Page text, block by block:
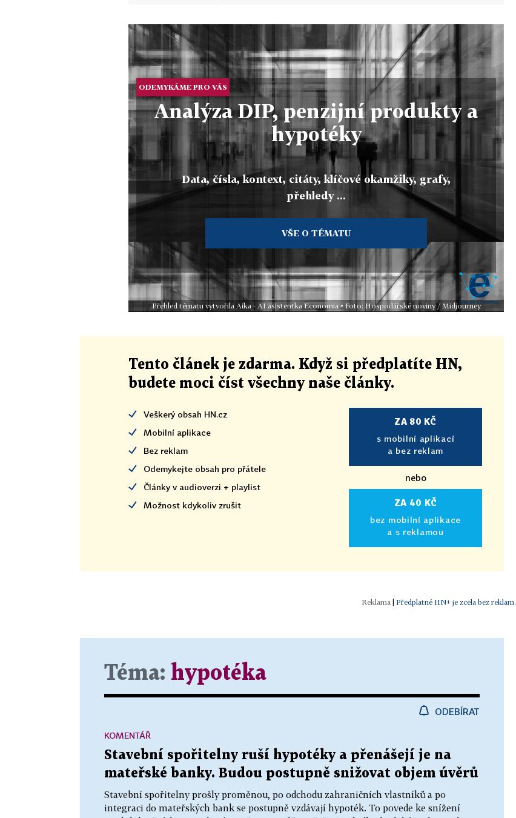
ODEMYKÁME PRO VÁS
Analýza DIP, penzijní produkty a
hypotéky
Data, čísla, kontext, citáty, klíčové okamžiky, grafy,
přehledy ...
VŠE O TÉMATU
Přehled tématu vytvořila Aika - AI asistentka Economia • Foto: Hospodářské noviny / Midjourney
Tento článek je zdarma. Když si předplatíte HN,
budete moci číst všechny naše články.
Veškerý obsah HN.cz
Mobilní aplikace
Bez reklam
Odemykejte obsah pro přátele
Články v audioverzi + playlist
Možnost kdykoliv zrušit
ZA 80 KČ
s mobilní aplikací
a bez reklam
nebo
ZA 40 KČ
bez mobilní aplikace
a s reklamou
Předplatné HN+ je zcela bez reklam.
Téma: hypotéka
ODEBÍRAT
Stavební spořitelny ruší hypotéky a přenášejí je na
mateřské banky. Budou postupně snižovat objem úvěrů
Stavební spořitelny prošly proměnou, po odchodu zahraničních vlastníků a po
integraci do mateřských bank se postupně vzdávají hypoték. To povede ke snížení
KOMENTÁŘ